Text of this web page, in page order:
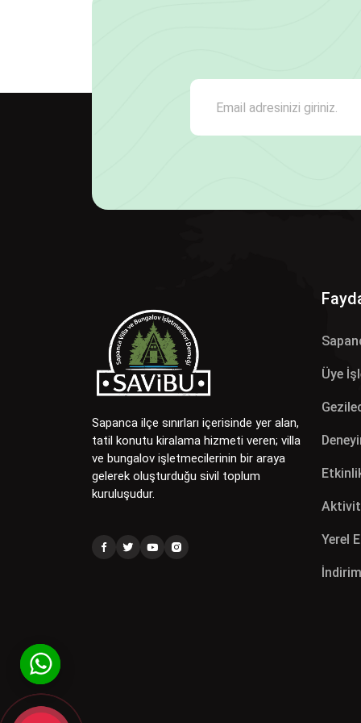
Sapanca ilçe sınırları içerisinde yer alan,
tatil konutu kiralama hizmeti veren; villa
ve bungalov işletmecilerinin bir araya
gelerek oluşturduğu sivil toplum
kuruluşudur.
Üye
Yerel